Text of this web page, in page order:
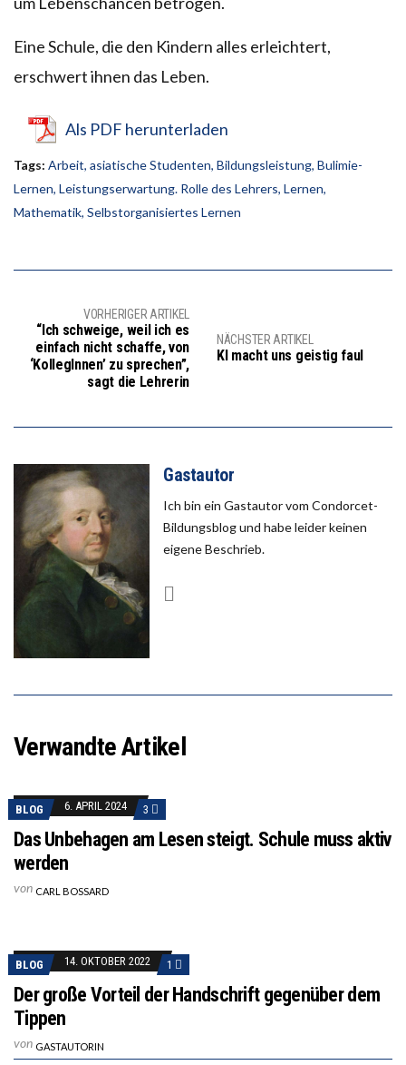
Eine Schule, die den Kindern alles erleichtert,
erschwert ihnen das Leben.
Als PDF herunterladen
Tags: Arbeit, asiatische Studenten, Bildungsleistung, Bulimie-
Lernen, Leistungserwartung. Rolle des Lehrers, Lernen,
Mathematik, Selbstorganisiertes Lernen
VORHERIGER ARTIKEL
“Ich schweige, weil ich es
einfach nicht schaffe, von
‘KollegInnen’ zu sprechen”,
sagt die Lehrerin
NÄCHSTER ARTIKEL
KI macht uns geistig faul
Gastautor
Ich bin ein Gastautor vom Condorcet-
Bildungsblog und habe leider keinen
eigene Beschrieb.
Verwandte Artikel
BLOG 6. APRIL 2024 3
Das Unbehagen am Lesen steigt. Schule muss aktiv
werden
von CARL BOSSARD
BLOG 14. OKTOBER 2022 1
Der große Vorteil der Handschrift gegenüber dem
Tippen
von GASTAUTORIN